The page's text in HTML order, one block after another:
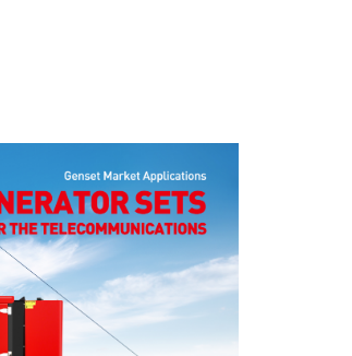
MS СЕРИЈА 715-2500 KVA